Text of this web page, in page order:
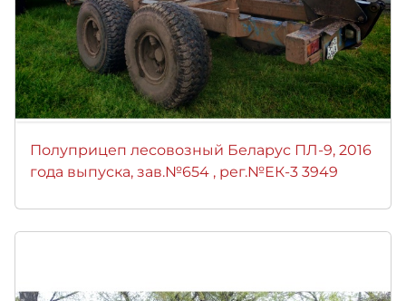
Полуприцеп лесовозный Беларус ПЛ-9, 2016
года выпуска, зав.№654 , рег.№ЕК-3 3949